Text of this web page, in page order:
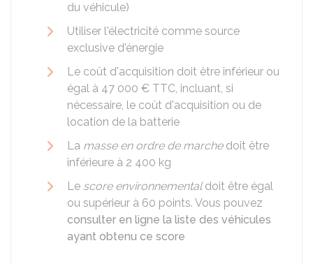
du véhicule)
Utiliser l'électricité comme source
exclusive d'énergie
Le coût d'acquisition doit être inférieur ou
égal à 47 000 € TTC, incluant, si
nécessaire, le coût d'acquisition ou de
location de la batterie
La masse en ordre de marchedoit être
inférieure à 2 400 kg
Le score environnementaldoit être égal
ou supérieur à 60 points. Vous pouvez
consulter en ligne la liste des véhicules
ayant obtenu ce score